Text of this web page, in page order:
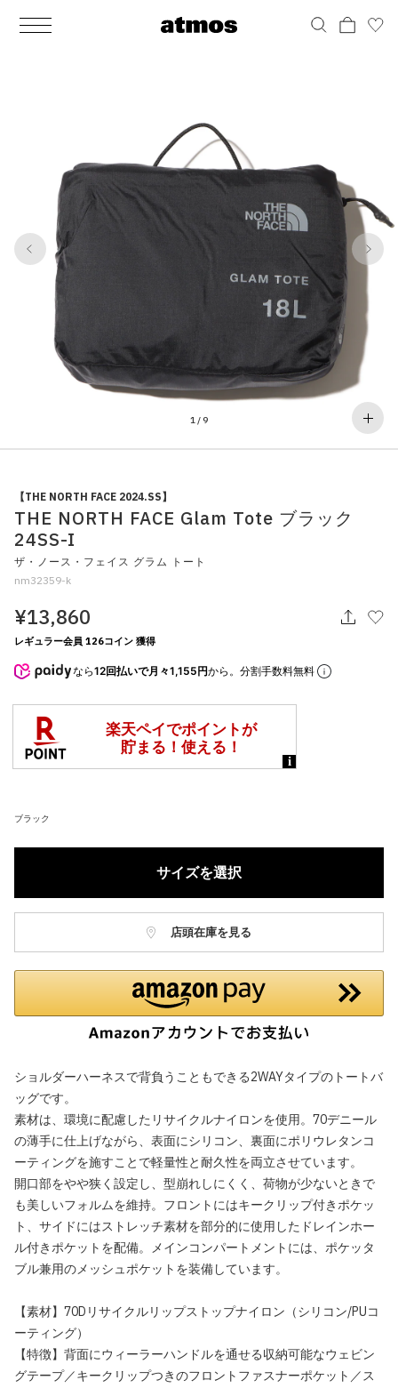
MEN
バッグ
アクセサリー
その他
アディダス ピックアップ
シューズ
サンダル
その他
すべてのシューズ
ライフスタイルランニング
ウェア
パンツ
ソックス
アンダーウェア
水着
その他
すべてのウェア
バッグ
ショルダー / メッセンジャーバッグ
トート / エコバッグ
クラッチ / セカンドバッグ
ウエストバッグ
その他
すべてのバッグ
アクセサリー
グッズ / アクセサリー
その他
すべてのアクセサリー
その他
その他
すべてのその他
WOMENS
バッグ
アクセサリー
その他
アディダス ピックアップ
シューズ
サンダル / パンプス
その他
すべてのシューズ
ライフスタイルランニング
ウェア
パンツ
ワンピース
スカート
ソックス
アンダーウェア
すべてのウェア
バッグ
ショルダー / メッセンジャーバッグ
トート / エコバッグ
クラッチ / セカンドバッグ
ウエストバッグ
その他
すべてのバッグ
アクセサリー
グッズ / アクセサリー
その他
すべてのアクセサリー
その他
その他
すべてのその他
1 /9
1 9
【THE NORTH FACE 2024.SS】
THE NORTH FACE Glam Tote ブラック
24SS-I
ザ・ノース・フェイス グラム トート
nm32359-k
¥13,860
レギュラー会員 126コイン 獲得
なら12回払いで月々1,155円から。分割手数料無料
ブラック
サイズを選択
店頭在庫を見る
ショルダーハーネスで背負うこともできる2WAYタイプのトートバ
ッグです。
素材は、環境に配慮したリサイクルナイロンを使用。70デニール
の薄手に仕上げながら、表面にシリコン、裏面にポリウレタンコ
ーティングを施すことで軽量性と耐久性を両立させています。
開口部をやや狭く設定し、型崩れしにくく、荷物が少ないときで
も美しいフォルムを維持。フロントにはキークリップ付きポケッ
ト、サイドにはストレッチ素材を部分的に使用したドレインホー
ル付きポケットを配備。メインコンパートメントには、ポケッタ
ブル兼用のメッシュポケットを装備しています。
【素材】70Dリサイクルリップストップナイロン（シリコン/PUコ
ーティング）
【特徴】背面にウィーラーハンドルを通せる収納可能なウェビン
グテープ／キークリップつきのフロントファスナーポケット／ス